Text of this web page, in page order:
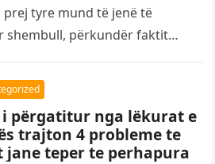
tyre mund të jenë të
shembull, përkundër faktit…
i përgatitur nga lëkurat e
trajton 4 probleme te
jane teper te perhapura